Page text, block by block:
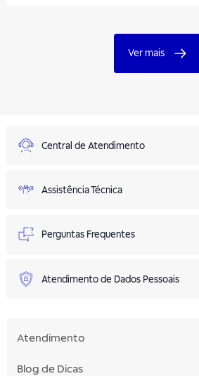
Ver mais
Central de Atendimento
Assistência Técnica
Perguntas Frequentes
Atendimento de Dados Pessoais
Atendimento
Blog de Dicas